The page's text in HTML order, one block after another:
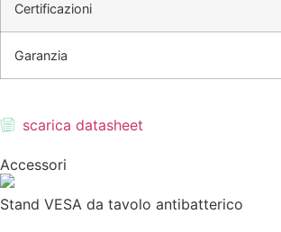
Certificazioni
Garanzia
scarica datasheet
Accessori
Stand VESA da tavolo antibatterico